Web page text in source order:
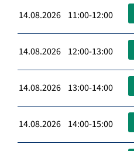
14.08.2026 11:00-12:00
14.08.2026 12:00-13:00
14.08.2026 13:00-14:00
14.08.2026 14:00-15:00